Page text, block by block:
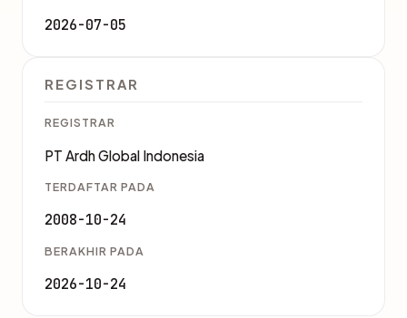
2026-07-05
REGISTRAR
REGISTRAR
PT Ardh Global Indonesia
TERDAFTAR PADA
2008-10-24
BERAKHIR PADA
2026-10-24